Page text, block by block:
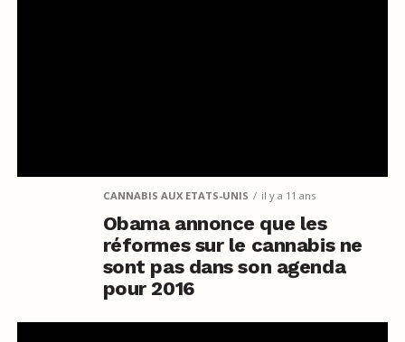
CANNABIS AUX ETATS-UNIS il y a 11 ans
Obama annonce que les
réformes sur le cannabis ne
sont pas dans son agenda
pour 2016